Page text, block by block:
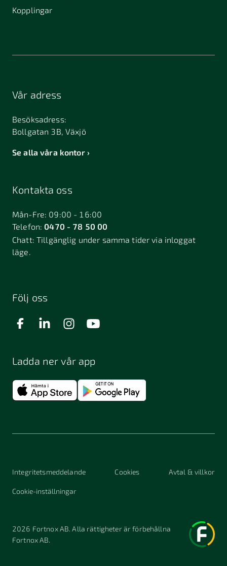
Kopplingar
Vår adress
Besöksadress:
Bollgatan 3B, Växjö
Se alla våra kontor
Kontakta oss
Mån-Fre: 09:00 - 16:00
Telefon:0470 - 78 50 00
Chatt:Tillgänglig under samma tider via inloggat
läge.
Följ oss
Ladda ner vår app
Integritetsmeddelande Cookies Avtal & villkor
Cookie-inställningar
2026 Fortnox AB. Alla rättigheter är förbehållna
Fortnox AB.